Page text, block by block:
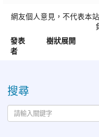
網友個人意見，不代表本
發表
者
樹狀展開
搜尋